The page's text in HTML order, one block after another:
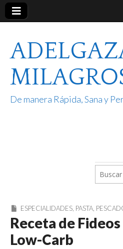
De manera Rápida, Sana y
Buscar:
ESPECIALIDADES, PASTA,
Receta de
Low-Carb